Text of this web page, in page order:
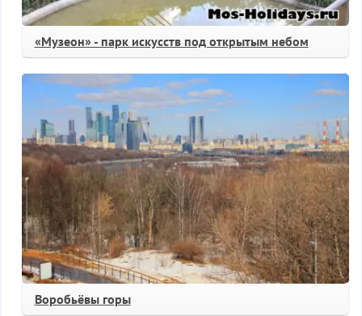
«Музеон» - парк искусств под открытым небом
Воробьёвы горы